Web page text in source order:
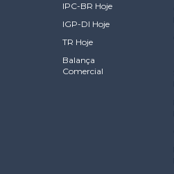
IPC-BR Hoje
IGP-DI Hoje
TR Hoje
Balança
Comercial